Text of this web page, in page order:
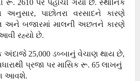
રૂ. 2610 પર પહોંચી ગયો છે. સ્થાનિક
અનુસાર, પાછોતરા વરસાદને કારણે
અને બજારમાં માલની અછતને કારણે
રહ્યો છે.
અંદાજે 25,000 ડબ્બાનું વેચાણ થાય છે,
પ્રજા પર માસિક રૂ. 65 લાખનું
આવશે.